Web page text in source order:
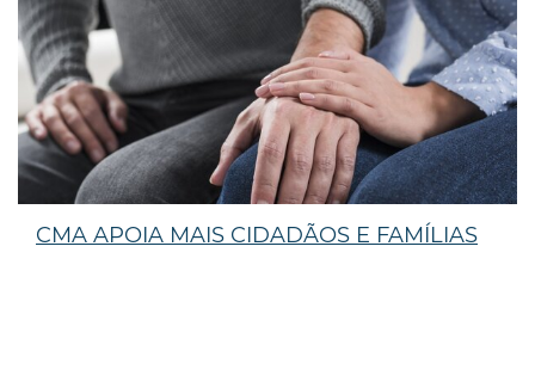
CMA APOIA MAIS CIDADÃOS E FAMÍLIAS